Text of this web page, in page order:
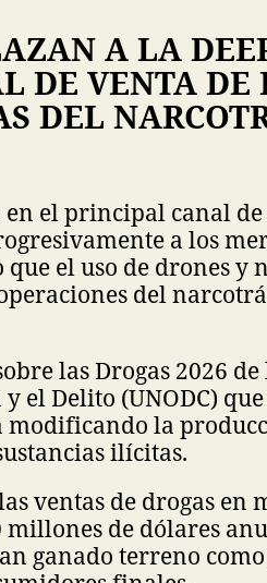
A LA
DE VENTA DE
DEL
en el principal canal
a los
el uso de drones y
del
las Drogas 2026
el Delito (UNODC)
modificando la
ilícitas.
ventas de drogas en
de dólares
ganado terreno